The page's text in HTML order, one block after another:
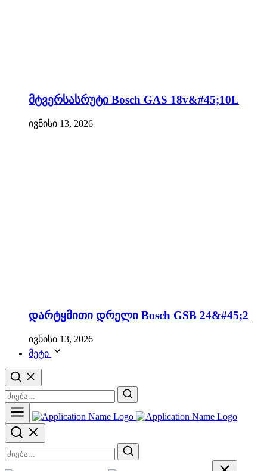
მტვერსასრუტი Bosch GAS 18v&#45;10L
ივნისი 13, 2026
დარტყმითი დრელი Bosch GSB 24&#45;2
ივნისი 13, 2026
მეტი